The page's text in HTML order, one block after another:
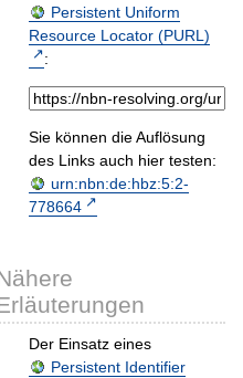
Persistent Uniform
Resource Locator (PURL)
:
Sie können die Auflösung
des Links auch hier testen:
urn:nbn:de:hbz:5:2-
778664
Der Einsatz eines
Persistent Identifier